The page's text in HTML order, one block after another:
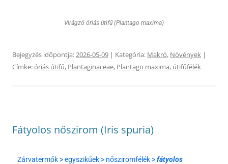
Virágzó óriás útifű (Plantago maxima)
Bejegyzés időpontja:2026-05-09 | Kategória: Makró, Növények |
Címke:óriás útifű, Plantaginaceae, Plantago maxima, útifűfélék
Fátyolos nőszirom (Iris spuria)
Zárvatermők > egyszikűek > nősziromfélék >fátyolos